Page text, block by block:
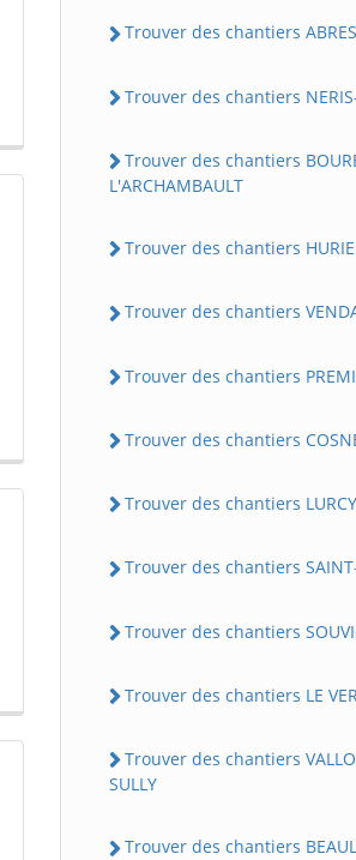
Trouver des chantiers
Trouver des chantiers
Trouver des chantiers
L'ARCHAMBAULT
Trouver des chantiers
Trouver des chantiers
Trouver des chantiers
Trouver des chantiers
Trouver des chantiers
Trouver des chantiers
Trouver des chantiers
Trouver des chantiers LE
Trouver des chantiers
SULLY
Trouver des chantiers